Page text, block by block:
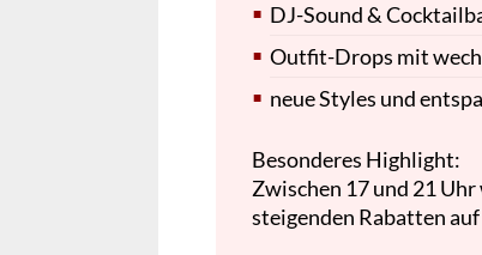
DJ-Sound &
Outfit-Drops mit
neue Styles und
Besonderes Highlight:
Zwischen 17 und 21
steigenden Rabatten